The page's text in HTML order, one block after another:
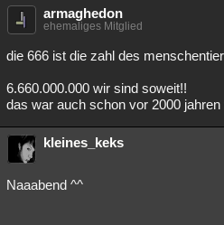
armaghedon
ehemaliges Mitglied
die 666 ist die zahl des
6.660.000.000 wir sind soweit!!
das war auch schon vor 2000
kleines_keks
Naaabend ^^